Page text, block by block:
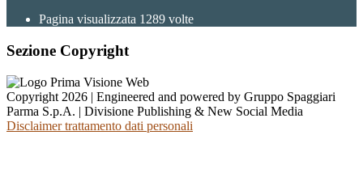
Pagina visualizzata 1289 volte
Sezione Copyright
Copyright 2026 | Engineered and powered by Gruppo Spaggiari
Parma S.p.A. | Divisione Publishing & New Social Media
Disclaimer trattamento dati personali